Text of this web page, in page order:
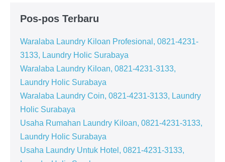
Pos-pos Terbaru
Waralaba Laundry Kiloan Profesional, 0821-4231-
3133, Laundry Holic Surabaya
Waralaba Laundry Kiloan, 0821-4231-3133,
Laundry Holic Surabaya
Waralaba Laundry Coin, 0821-4231-3133, Laundry
Holic Surabaya
Usaha Rumahan Laundry Kiloan, 0821-4231-3133,
Laundry Holic Surabaya
Usaha Laundry Untuk Hotel, 0821-4231-3133,